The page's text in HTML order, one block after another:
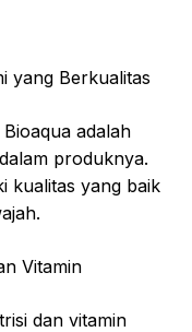
yang Berkualitas
adalah
produknya.
kualitas yang baik
Vitamin
dan vitamin